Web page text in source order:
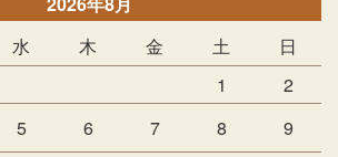
水 木 金 土
日
1
2
5 6 7 8
9